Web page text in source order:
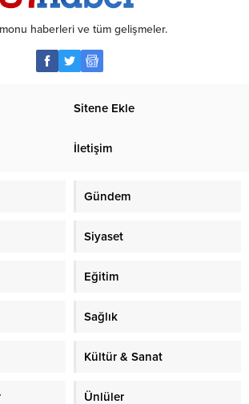
haberleri ve tüm gelişmeler.
Sitene Ekle
İletişim
Gündem
Siyaset
Eğitim
Sağlık
Kültür & Sanat
Ünlüler